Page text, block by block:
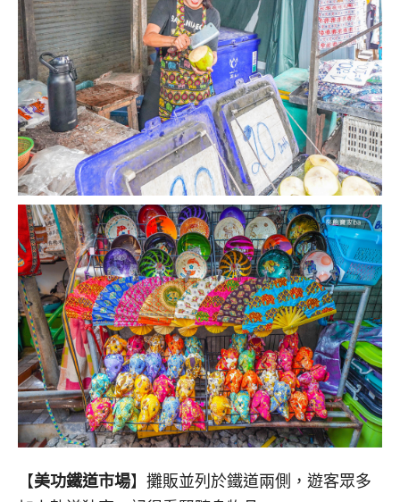
【美功鐵道市場】攤販並列於鐵道兩側，遊客眾多